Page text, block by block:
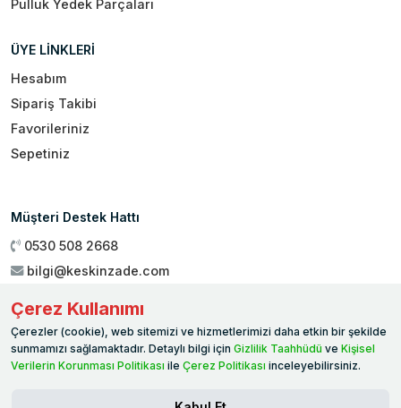
Pulluk Yedek Parçaları
ÜYE LİNKLERİ
Hesabım
Sipariş Takibi
Favorileriniz
Sepetiniz
Müşteri Destek Hattı
0530 508 2668
bilgi@keskinzade.com
Genel Merkez: Yükseliş Mah. 1461. Sokak No:2/1 19 Mayıs
Ballıca / SAMSUN
Çerez Kullanımı
Çerezler (cookie), web sitemizi ve hizmetlerimizi daha etkin bir şekilde
sunmamızı sağlamaktadır. Detaylı bilgi için Gizlilik Taahhüdü ve Kişisel
Verilerin Korunması Politikası ile Çerez Politikası inceleyebilirsiniz.